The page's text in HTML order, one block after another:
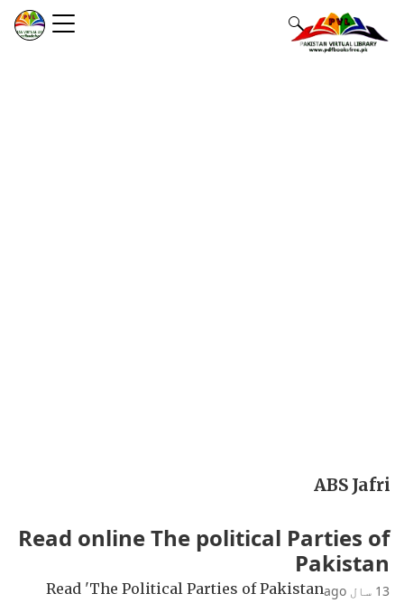
ABS Jafri
Read online The political Parties of
Pakistan
13 سال ago
Read 'The Political Parties of Pakistan